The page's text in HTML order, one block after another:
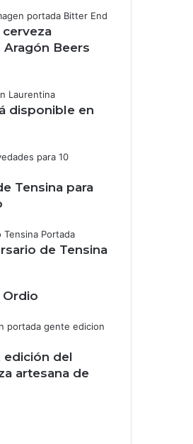
Aragón Beers
disponible en
Tensina para
de Tensina
Ordio
edición del
artesana de